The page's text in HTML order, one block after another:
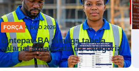
FORÇA 4 AGO 2026
Sintepav-BA divulga tabela
salarial atualizada da categoria